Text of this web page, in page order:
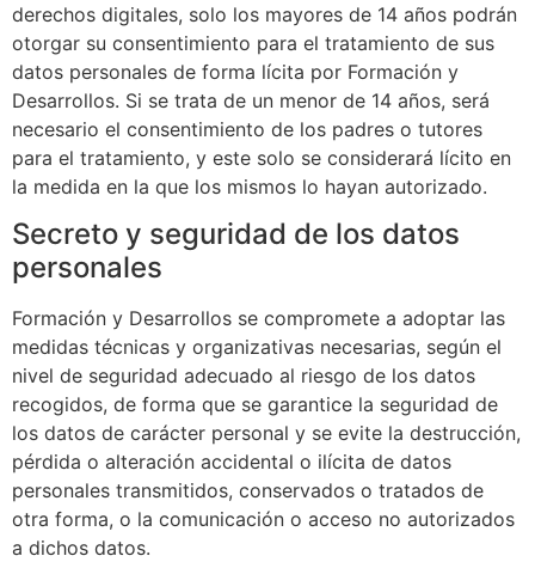
derechos digitales, solo los mayores de 14 años podrán
otorgar su consentimiento para el tratamiento de sus
datos personales de forma lícita por Formación y
Desarrollos. Si se trata de un menor de 14 años, será
necesario el consentimiento de los padres o tutores
para el tratamiento, y este solo se considerará lícito en
la medida en la que los mismos lo hayan autorizado.
Secreto y seguridad de los datos
personales
Formación y Desarrollos se compromete a adoptar las
medidas técnicas y organizativas necesarias, según el
nivel de seguridad adecuado al riesgo de los datos
recogidos, de forma que se garantice la seguridad de
los datos de carácter personal y se evite la destrucción,
pérdida o alteración accidental o ilícita de datos
personales transmitidos, conservados o tratados de
otra forma, o la comunicación o acceso no autorizados
a dichos datos.